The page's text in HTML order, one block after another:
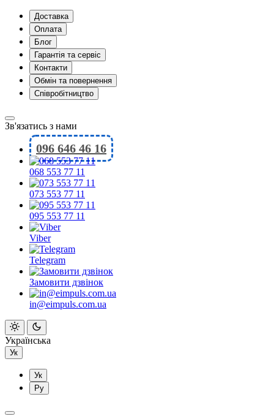
Доставка
Оплата
Блог
Гарантія та сервіс
Контакти
Обмін та повернення
Співробітництво
Зв'язатись з нами
096 646 46 16
068 553 77 11
073 553 77 11
095 553 77 11
Viber
Telegram
Замовити дзвінок
in@eimpuls.com.ua
Українська
Ук
Ук
Ру